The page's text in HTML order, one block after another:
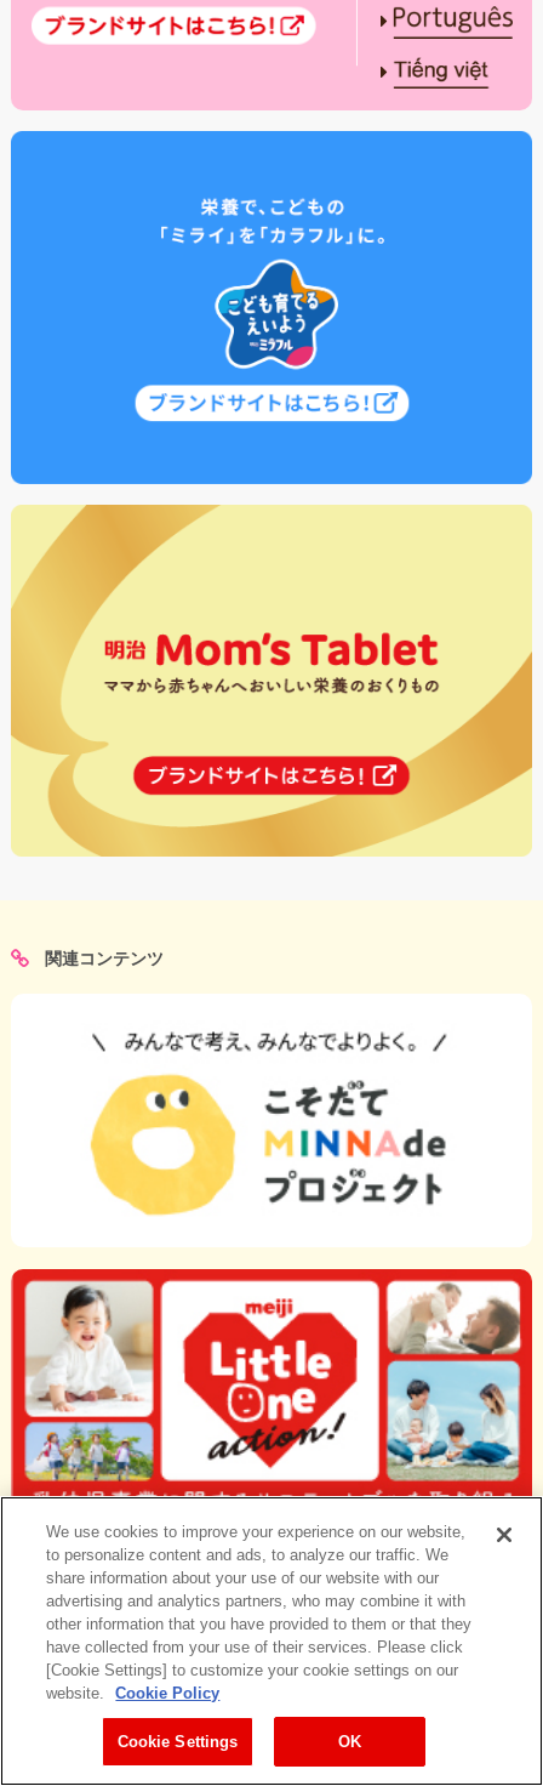
関連コンテンツ
We use cookies to improve your experience on our website,
to personalize content and ads, to analyze our traffic. We
share information about your use of our website with our
advertising and analytics partners, who may combine it with
other information that you have provided to them or that they
have collected from your use of their services. Please click
[Cookie Settings] to customize your cookie settings on our
website.
Cookie Policy
Cookie Settings OK